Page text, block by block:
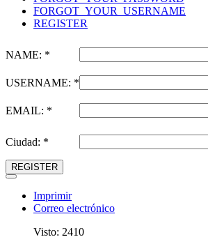
FORGOT_YOUR_USERNAME
REGISTER
NAME: *
USERNAME: *
EMAIL: *
Ciudad: *
REGISTER
Imprimir
Correo electrónico
Visto: 2410